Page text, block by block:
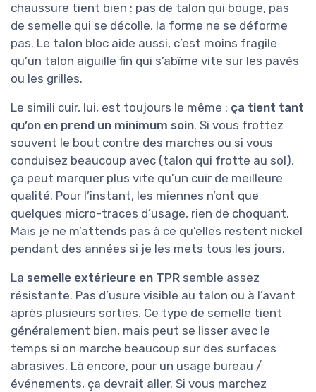
chaussure tient bien : pas de talon qui bouge, pas
de semelle qui se décolle, la forme ne se déforme
pas. Le talon bloc aide aussi, c’est moins fragile
qu’un talon aiguille fin qui s’abîme vite sur les pavés
ou les grilles.
Le simili cuir, lui, est toujours le même : ça tient tant
qu’on en prend un minimum soin. Si vous frottez
souvent le bout contre des marches ou si vous
conduisez beaucoup avec (talon qui frotte au sol),
ça peut marquer plus vite qu’un cuir de meilleure
qualité. Pour l’instant, les miennes n’ont que
quelques micro-traces d’usage, rien de choquant.
Mais je ne m’attends pas à ce qu’elles restent nickel
pendant des années si je les mets tous les jours.
La semelle extérieure en TPR semble assez
résistante. Pas d’usure visible au talon ou à l’avant
après plusieurs sorties. Ce type de semelle tient
généralement bien, mais peut se lisser avec le
temps si on marche beaucoup sur des surfaces
abrasives. Là encore, pour un usage bureau /
événements, ça devrait aller. Si vous marchez